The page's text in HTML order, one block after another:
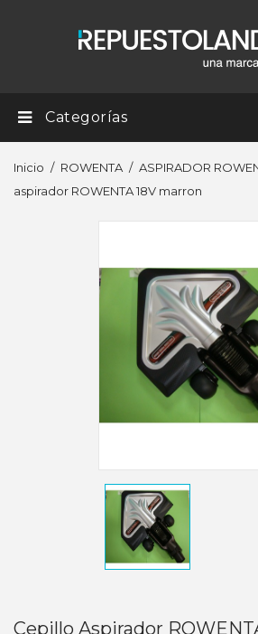
Categorías
Inicio ROWENTA ASPIRADOR
aspirador ROWENTA 18V marron
Cepillo Aspirador